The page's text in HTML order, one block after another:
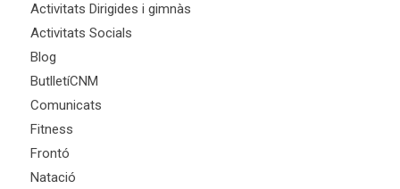
Activitats Dirigides i gimnàs
Activitats Socials
Blog
ButlletíCNM
Comunicats
Fitness
Frontó
Natació